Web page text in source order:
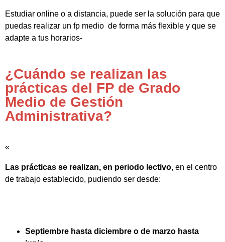
Estudiar online o a distancia, puede ser la solución para que
puedas realizar un fp medio de forma más flexible y que se
adapte a tus horarios-
¿Cuándo se realizan las
prácticas del FP de Grado
Medio de Gestión
Administrativa?
«
Las prácticas se realizan, en periodo lectivo, en el centro
de trabajo establecido, pudiendo ser desde:
Septiembre hasta diciembre o de marzo hasta